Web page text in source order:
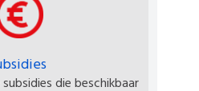
die beschikbaar